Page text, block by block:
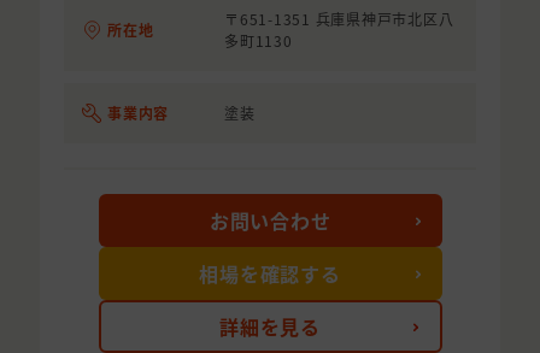
所在地
〒651-1351 兵庫県神戸市北区八
多町1130
事業内容 塗装
詳細を見る
お問い合わせ
相場を確認する